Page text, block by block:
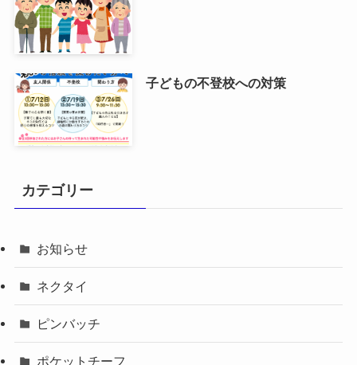
子どもの不登校への対策
カテゴリー
お知らせ
ネクタイ
ピンバッチ
ポケットチーフ